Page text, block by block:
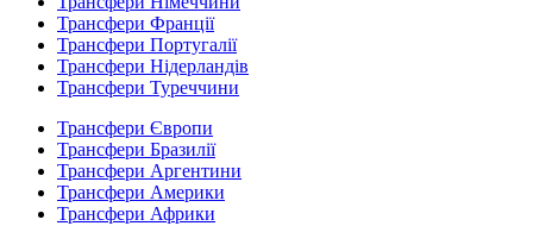
Трансфери Франції
Трансфери Португалії
Трансфери Нідерландів
Трансфери Туреччини
Трансфери Європи
Трансфери Бразилії
Трансфери Аргентини
Трансфери Америки
Трансфери Африки